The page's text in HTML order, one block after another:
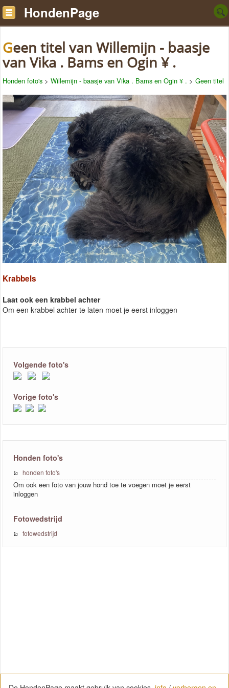
HondenPage
Geen titel van Willemijn - baasje
van Vika . Bams en Ogin ¥ .
Honden foto's > Willemijn - baasje van Vika . Bams en Ogin ¥ . > Geen titel
Krabbels
Laat ook een krabbel achter
Om een krabbel achter te laten moet je eerst inloggen
Volgende foto's
Vorige foto's
Honden foto's
honden foto's
Om ook een foto van jouw hond toe te voegen moet je eerst
inloggen
Fotowedstrijd
fotowedstrijd